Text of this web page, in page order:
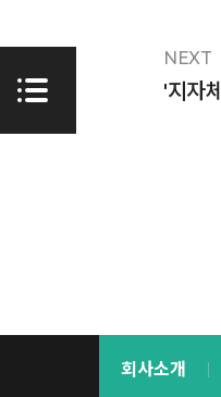
NEXT
'지자
회사소개